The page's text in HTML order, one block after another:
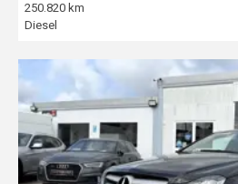
250.820 km
Diesel